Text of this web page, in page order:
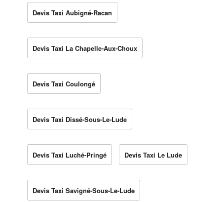
Devis Taxi Aubigné-Racan
Devis Taxi La Chapelle-Aux-Choux
Devis Taxi Coulongé
Devis Taxi Dissé-Sous-Le-Lude
Devis Taxi Luché-Pringé Devis Taxi Le Lude
Devis Taxi Savigné-Sous-Le-Lude